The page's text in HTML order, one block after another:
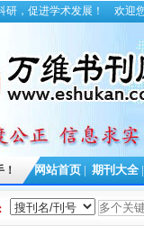
研，促进学术发展！ 欢迎
网站首页 期刊大全